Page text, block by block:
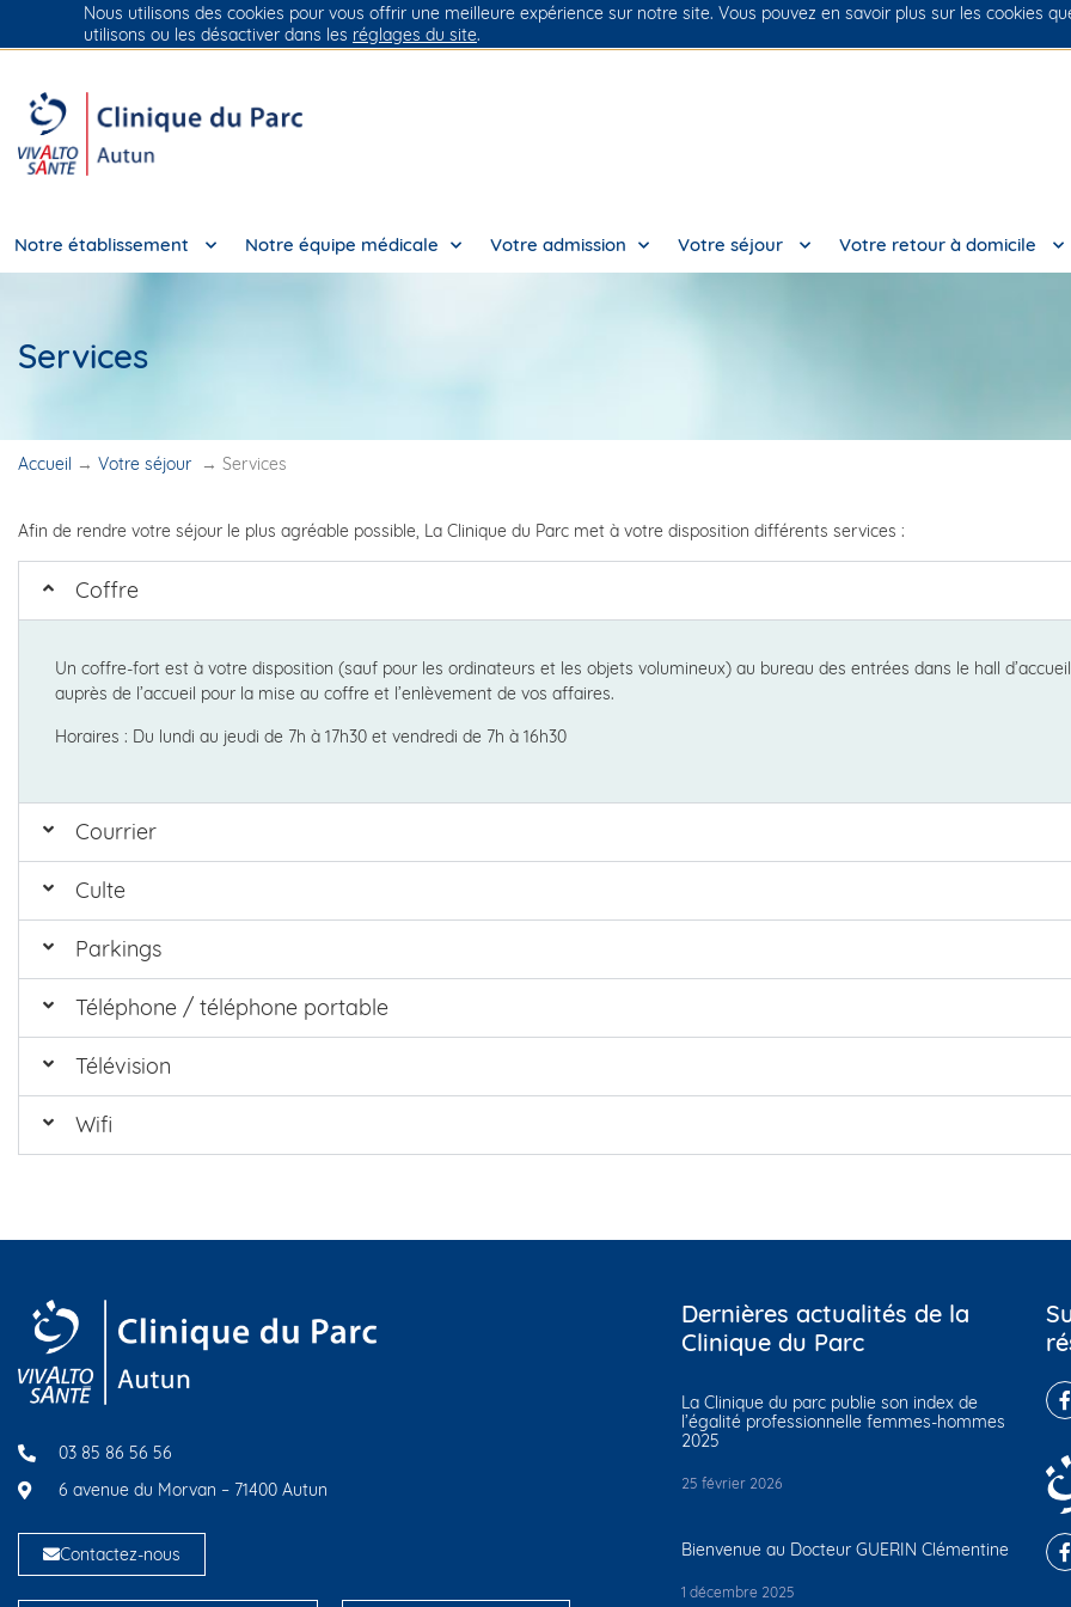
Groupe Vivalto Santé Entre nous, la vie
Notre établissement Notre équipe médicale Votre admission Votre séjour Votre retour à domicile
Services
Accueil → Votre séjour → Services
Afin de rendre votre séjour le plus agréable possible, La Clinique du Parc met à votre disposition différents services :
Coffre
Un coffre-fort est à votre disposition (sauf pour les ordinateurs et les objets volumineux) au bureau des entrées dans le hall
auprès de l’accueil pour la mise au coffre et l’enlèvement de vos affaires.
Horaires : Du lundi au jeudi de 7h à 17h30 et vendredi de 7h à 16h30
Courrier
Culte
Parkings
Téléphone / téléphone portable
Télévision
Wifi
03 85 86 56 56
6 avenue du Morvan – 71400 Autun
Contactez-nous
Dernières actualités de la
Clinique du Parc
La Clinique du parc publie son index de
l’égalité professionnelle femmes-hommes
2025
25 février 2026
Bienvenue au Docteur GUERIN Clémentine
1 décembre 2025
Nous utilisons des cookies pour vous offrir une meilleure expérience sur notre site. Vous pouvez en savoir plus sur les cookies
utilisons ou les désactiver dans les réglages du site.